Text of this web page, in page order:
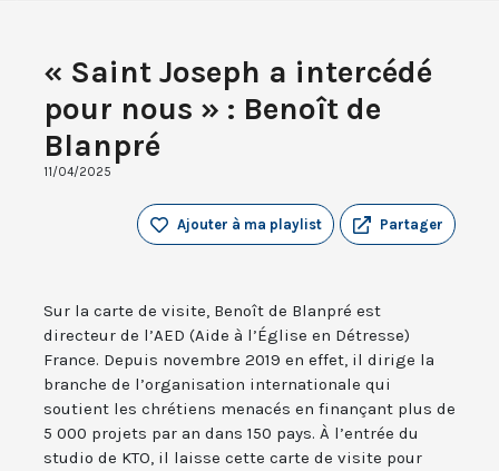
« Saint Joseph a intercédé
pour nous » : Benoît de
Blanpré
11/04/2025
Partager
Ajouter à ma playlist
Sur la carte de visite, Benoît de Blanpré est
directeur de l’AED (Aide à l’Église en Détresse)
France. Depuis novembre 2019 en effet, il dirige la
branche de l’organisation internationale qui
soutient les chrétiens menacés en finançant plus de
5 000 projets par an dans 150 pays. À l’entrée du
studio de KTO, il laisse cette carte de visite pour